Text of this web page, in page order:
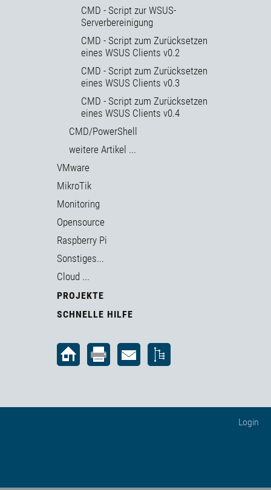
CMD - Script zur WSUS-
Serverbereinigung
CMD - Script zum Zurücksetzen
eines WSUS Clients v0.2
CMD - Script zum Zurücksetzen
eines WSUS Clients v0.3
CMD - Script zum Zurücksetzen
eines WSUS Clients v0.4
CMD/PowerShell
weitere Artikel ...
VMware
MikroTik
Monitoring
Opensource
Raspberry Pi
Sonstiges...
Cloud ...
PROJEKTE
SCHNELLE HILFE
Login